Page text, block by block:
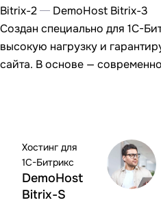
Bitrix-2
DemoHost Bitrix-3
Создан специально для 1С-
высокую нагрузку и
сайта. В основе —
Хостинг для
1С-Битрикс
DemoHost
Bitrix-S